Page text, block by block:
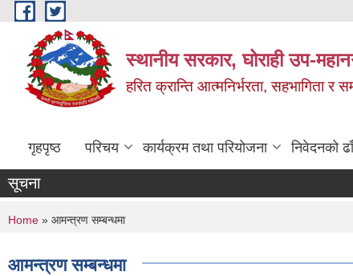
Skip to main content
स्थानीय सरकार, घोराही उप-
हरित क्रान्ति आत्मनिर्भरता, सहभागिता र
गृहपृष्ठ परिचय कार्यक्रम तथा परियोजना निवेदनको
सूचना
You are here
Home » आमन्त्रण सम्बन्धमा
आमन्त्रण सम्बन्धमा